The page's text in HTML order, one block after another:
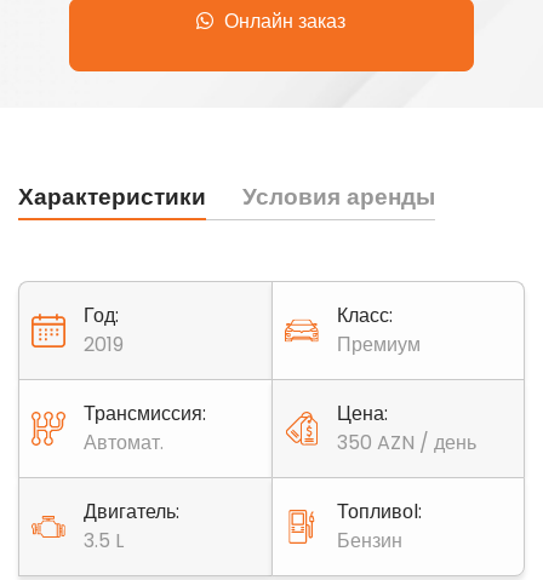
Онлайн заказ
Характеристики Условия аренды
Год:
2019
Класс:
Премиум
Трансмиссия:
Автомат.
Цена:
350 AZN / день
Двигатель:
3.5 L
Топливоl:
Бензин